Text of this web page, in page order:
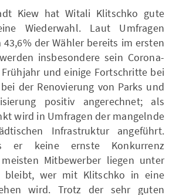
Kiew hat Witali Klitschko gute
Wiederwahl. Laut Umfragen
der Wähler bereits im ersten
insbesondere sein Corona-
und einige Fortschritte bei
der Renovierung von Parks und
positiv angerechnet; als
wird in Umfragen der mangelnde
Infrastruktur angeführt.
er keine ernste Konkurrenz
Mitbewerber liegen unter
bleibt, wer mit Klitschko in eine
wird. Trotz der sehr guten